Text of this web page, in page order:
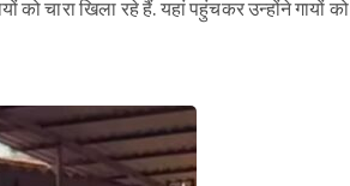
Sign in
चारा खिला रहे हैं. यहां पहुंचकर उन्होंने गायों को